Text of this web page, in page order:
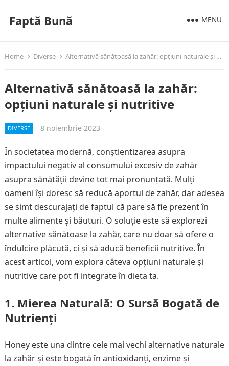
Faptă Bună MENU
Home Diverse Alternativă sănătoasă la zahăr: opțiuni naturale și nutritive
Alternativă sănătoasă la zahăr:
opțiuni naturale și nutritive
DIVERSE 8 noiembrie 2023
În societatea modernă, conștientizarea asupra
impactului negativ al consumului excesiv de zahăr
asupra sănătății devine tot mai pronunțată. Mulți
oameni își doresc să reducă aportul de zahăr, dar adesea
se simt descurajați de faptul că pare să fie prezent în
multe alimente și băuturi. O soluție este să explorezi
alternative sănătoase la zahăr, care nu doar să ofere o
îndulcire plăcută, ci și să aducă beneficii nutritive. În
acest articol, vom explora câteva opțiuni naturale și
nutritive care pot fi integrate în dieta ta.
1. Mierea Naturală: O Sursă Bogată de
Nutrienți
Honey este una dintre cele mai vechi alternative naturale
la zahăr și este bogată în antioxidanți, enzime și